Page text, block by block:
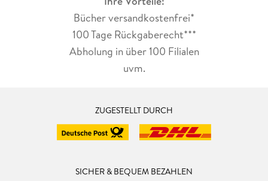
Bücher versandkostenfrei*
100 Tage Rückgaberecht***
Abholung in über 100 Filialen
uvm.
ZUGESTELLT DURCH
SICHER & BEQUEM BEZAHLEN